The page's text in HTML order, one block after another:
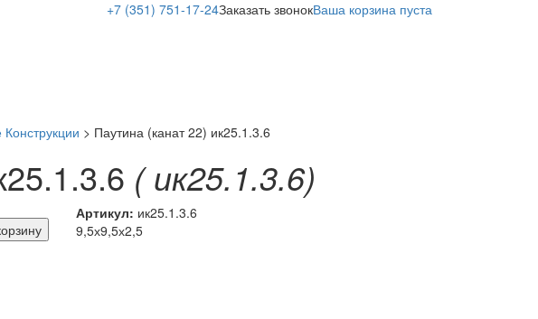
Ваша корзина пуста
Заказать звонок
+7 (351) 751-17-24
> Паутина (канат 22) ик25.1.3.6
( ик25.1.3.6)
Артикул: ик25.1.3.6
9,5х9,5х2,5